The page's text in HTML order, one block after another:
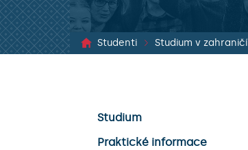
Studenti Studium v zahraničí
Studium
Praktické informace